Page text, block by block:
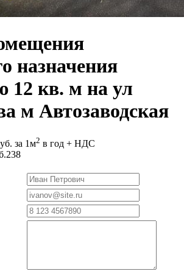
назначения
12 кв. м на ул
м Автозаводская
за 1м2 в год + НДС